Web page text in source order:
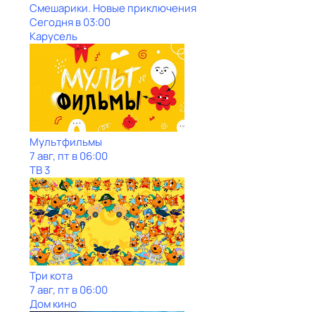
Смешарики. Новые приключения
Сегодня в 03:00
Карусель
Мультфильмы
7 авг, пт в 06:00
ТВ 3
Три кота
7 авг, пт в 06:00
Дом кино